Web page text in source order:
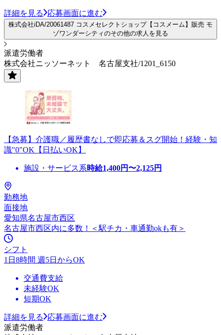
詳細を見る 応募画面に進む
株式会社iDA/20061487 コスメセレクトショップ【コスメーム】販売 モ
ゾワンダーシティのその他の求人を見る
派遣労働者
株式会社ニッソーネット 名古屋支社/1201_6150
【急募】介護職／履歴書なしで即応募＆スグ開始！経験・知
識"0"OK【日払いOK】
施設・サービス系時給1,400円〜2,125円
勤務地
面接地
愛知県名古屋市西区
名古屋市西区内に多数！＜駅チカ・車通勤okも有＞
シフト
1日8時間 週5日からOK
交通費支給
未経験OK
短期OK
詳細を見る
応募画面に進む
派遣労働者